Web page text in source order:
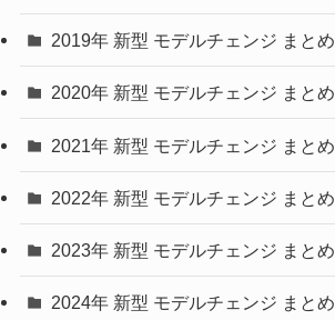
(30)
(27)
(10)
(35)
(10)
(9)
(22)
(4)
2019年 新型 モデルチェンジ まとめ
2020年 新型 モデルチェンジ まとめ
2021年 新型 モデルチェンジ まとめ
2022年 新型 モデルチェンジ まとめ
2023年 新型 モデルチェンジ まとめ
2024年 新型 モデルチェンジ まとめ